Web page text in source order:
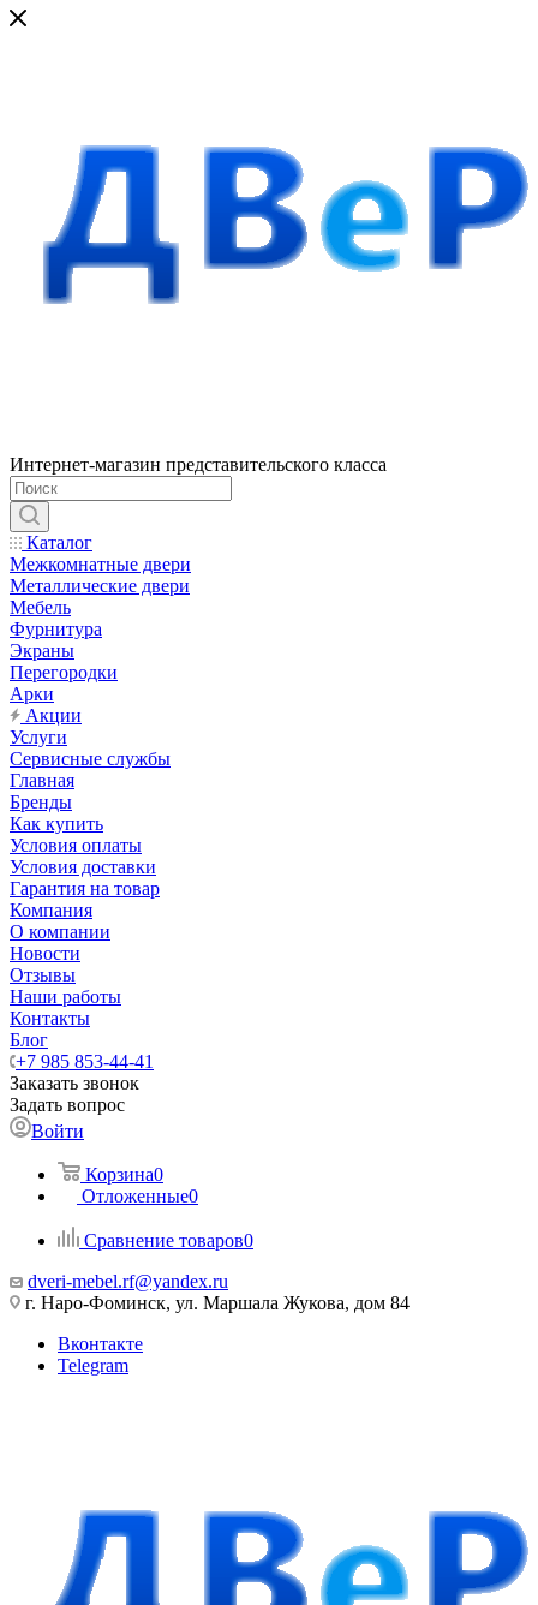
Интернет-магазин представительского класса
Каталог
Межкомнатные двери
Металлические двери
Мебель
Фурнитура
Экраны
Перегородки
Арки
Акции
Услуги
Сервисные службы
Главная
Бренды
Как купить
Условия оплаты
Условия доставки
Гарантия на товар
Компания
О компании
Новости
Отзывы
Наши работы
Контакты
Блог
+7 985 853-44-41
Заказать звонок
Задать вопрос
Войти
Корзина0
Отложенные0
Сравнение товаров0
dveri-mebel.rf@yandex.ru
г. Наро-Фоминск, ул. Маршала Жукова, дом 84
Вконтакте
Telegram